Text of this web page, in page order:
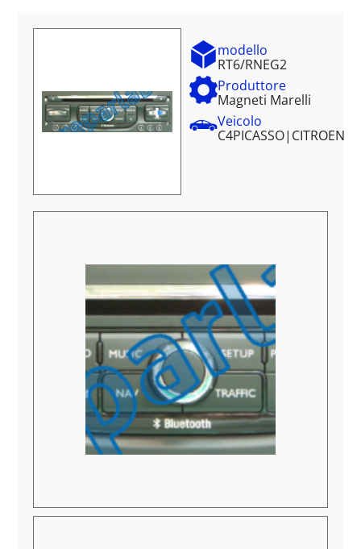
modello
RT6/RNEG2
Produttore
Magneti Marelli
Veicolo
C4PICASSO| CITROEN